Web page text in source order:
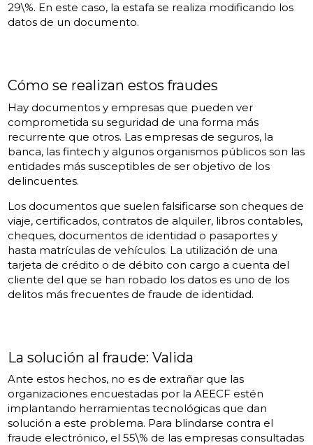
29\%. En este caso, la estafa se realiza modificando los
datos de un documento.
Cómo se realizan estos fraudes
Hay documentos y empresas que pueden ver
comprometida su seguridad de una forma más
recurrente que otros. Las empresas de seguros, la
banca, las fintech y algunos organismos públicos son las
entidades más susceptibles de ser objetivo de los
delincuentes.
Los documentos que suelen falsificarse son cheques de
viaje, certificados, contratos de alquiler, libros contables,
cheques, documentos de identidad o pasaportes y
hasta matrículas de vehículos. La utilización de una
tarjeta de crédito o de débito con cargo a cuenta del
cliente del que se han robado los datos es uno de los
delitos más frecuentes de fraude de identidad.
La solución al fraude: Valida
Ante estos hechos, no es de extrañar que las
organizaciones encuestadas por la AEECF estén
implantando herramientas tecnológicas que dan
solución a este problema. Para blindarse contra el
fraude electrónico, el 55\% de las empresas consultadas